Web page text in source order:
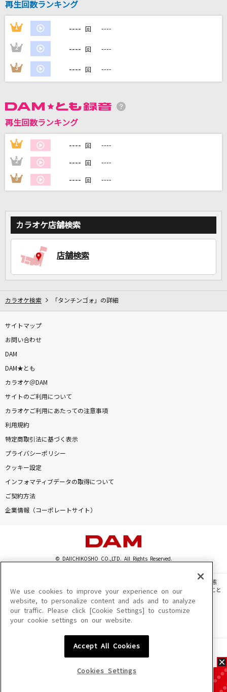
愛くださいませ
≠ME
アスイロ
村川梨衣
半崎美子
[生音]高嶺の花子さん
back number
カラオケをもっと楽しもう！
再生回数ランキング
1 ---- 回 ----
2 ---- 回 ----
3 ---- 回 ----
再生回数ランキング
1 ---- 回 ----
2 ---- 回 ----
3 ---- 回 ----
カラオケ店舗検索
店舗検索
カラオケ検索 「タンチンゴォ」の詳細
サイトマップ
お問い合わせ
DAM
DAM★とも
カラオケ＠DAM
サイトのご利用について
カラオケご利用にあたっての注意事項
利用規約
特定商取引法に基づく表示
プライバシーポリシー
クッキー設定
インフォマティブデータの取得について
ご契約方法
企業情報（コーポレートサイト）
© DAIICHIKOSHO CO.,LTD. All Rights Reserved.
このサイトに掲載されている一切の文章・画像・写真・動画・音声等を、手段や形態
を問わず、著作権法の定める範囲を超えて無断で複製、転載、ファイル化などすること
を禁じます。
楽曲及びコンテンツは、機種によりご利用いただけない場合があります。
楽曲及びコンテンツの配信日、配信内容が変更になる場合があります。
We use cookies to improve your experience on our
website, to personalize content and ads and to analyze
our traffic. Please click [Cookie Settings] to customize
your cookie settings on our website.
Accept All Cookies
Cookies Settings